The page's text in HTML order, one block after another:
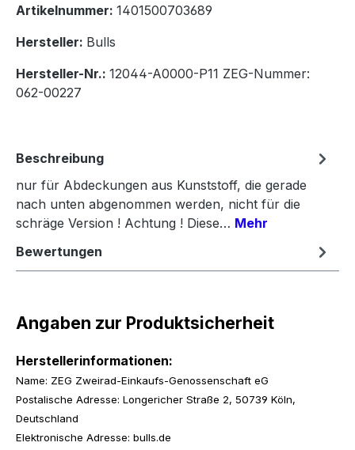
Artikelnummer: 1401500703689
Hersteller: Bulls
Hersteller-Nr.: 12044-A0000-P11 ZEG-Nummer:
062-00227
Beschreibung
nur für Abdeckungen aus Kunststoff, die gerade
nach unten abgenommen werden, nicht für die
schräge Version ! Achtung ! Diese… Mehr
Bewertungen
Angaben zur Produktsicherheit
Herstellerinformationen:
Name: ZEG Zweirad-Einkaufs-Genossenschaft eG
Postalische Adresse: Longericher Straße 2, 50739 Köln,
Deutschland
Elektronische Adresse: bulls.de